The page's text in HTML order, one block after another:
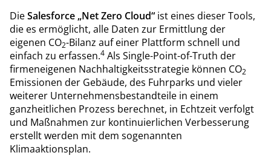
DieSalesforce „Net Zero Cloud“ ist eines dieser Tools,
die es ermöglicht, alle Daten zur Ermittlung der
eigenen CO2-Bilanz auf einer Plattform schnell und
einfach zu erfassen.4 Als Single-Point-of-Truth der
firmeneigenen Nachhaltigkeitsstrategie können CO2
Emissionen der Gebäude, des Fuhrparks und vieler
weiterer Unternehmensbestandteile in einem
ganzheitlichen Prozess berechnet, in Echtzeit verfolgt
und Maßnahmen zur kontinuierlichen Verbesserung
erstellt werden mit dem sogenannten
Klimaaktionsplan.